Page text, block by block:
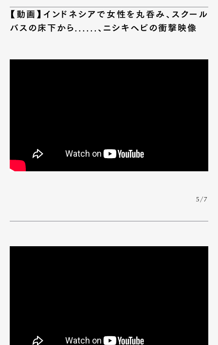
ProductCultureLifestyle
【動画】インドネシアで女性を丸呑み、スクール
バスの床下から......、ニシキヘビの衝撃映像
5/7